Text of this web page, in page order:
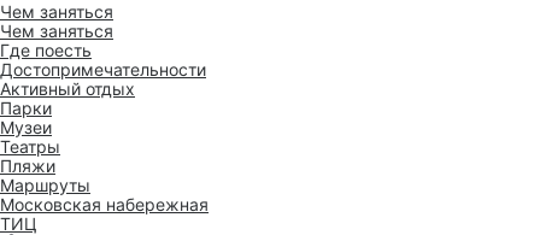
Чем заняться
Чем заняться
Где поесть
Достопримеча­тельности
Активный отдых
Парки
Музеи
Театры
Пляжи
Маршруты
Московская набережная
ТИЦ